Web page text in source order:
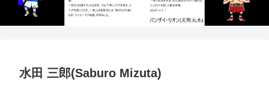
水田 三郎(Saburo Mizuta)